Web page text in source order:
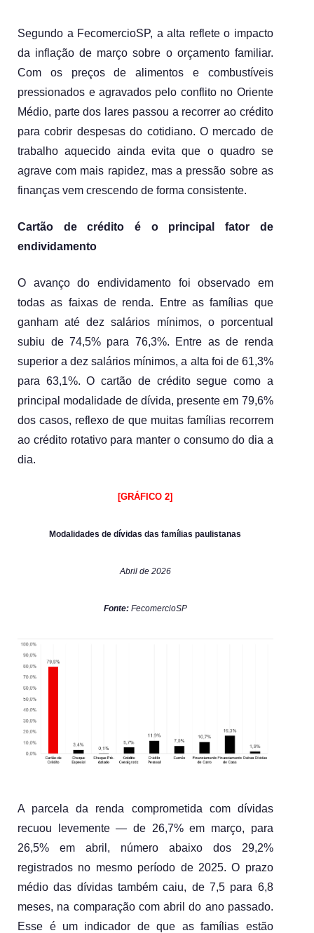
Segundo a FecomercioSP, a alta reflete o impacto
da inflação de março sobre o orçamento familiar.
Com os preços de alimentos e combustíveis
pressionados e agravados pelo conflito no Oriente
Médio, parte dos lares passou a recorrer ao crédito
para cobrir despesas do cotidiano. O mercado de
trabalho aquecido ainda evita que o quadro se
agrave com mais rapidez, mas a pressão sobre as
finanças vem crescendo de forma consistente.
Cartão de crédito é o principal fator de
endividamento
O avanço do endividamento foi observado em
todas as faixas de renda. Entre as famílias que
ganham até dez salários mínimos, o porcentual
subiu de 74,5% para 76,3%. Entre as de renda
superior a dez salários mínimos, a alta foi de 61,3%
para 63,1%. O cartão de crédito segue como a
principal modalidade de dívida, presente em 79,6%
dos casos, reflexo de que muitas famílias recorrem
ao crédito rotativo para manter o consumo do dia a
dia.
[GRÁFICO 2]
Modalidades de dívidas das famílias paulistanas
Abril de 2026
Fonte: FecomercioSP
A parcela da renda comprometida com dívidas
recuou levemente — de 26,7% em março, para
26,5% em abril, número abaixo dos 29,2%
registrados no mesmo período de 2025. O prazo
médio das dívidas também caiu, de 7,5 para 6,8
meses, na comparação com abril do ano passado.
Esse é um indicador de que as famílias estão